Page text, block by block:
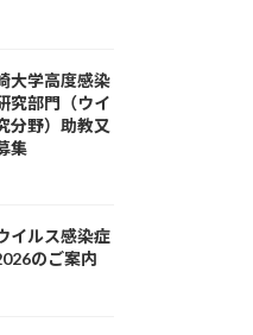
大学高度感染
究部門（ウイ
分野）助教又
集
イルス感染症
のご案内